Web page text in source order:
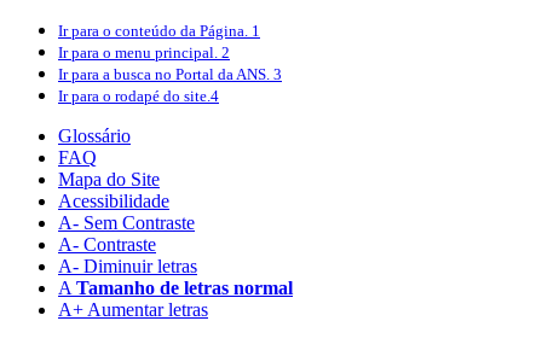
Ir para o conteúdo da Página. 1
Ir para o menu principal. 2
Ir para a busca no Portal da ANS. 3
Ir para o rodapé do site.4
Glossário
FAQ
Mapa do Site
Acessibilidade
A- Sem Contraste
A- Contraste
A- Diminuir letras
A Tamanho de letras normal
A+ Aumentar letras